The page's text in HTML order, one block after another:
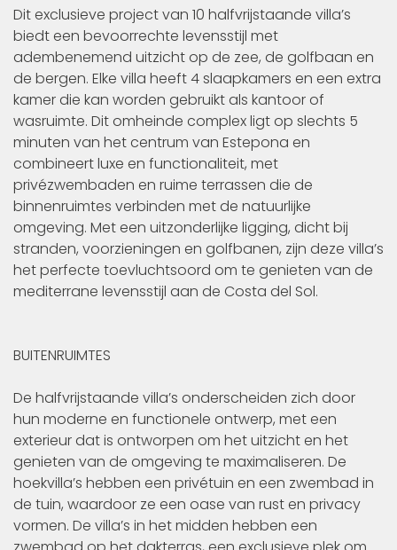
Dit exclusieve project van 10 halfvrijstaande villa’s
biedt een bevoorrechte levensstijl met
adembenemend uitzicht op de zee, de golfbaan en
de bergen. Elke villa heeft 4 slaapkamers en een extra
kamer die kan worden gebruikt als kantoor of
wasruimte. Dit omheinde complex ligt op slechts 5
minuten van het centrum van Estepona en
combineert luxe en functionaliteit, met
privézwembaden en ruime terrassen die de
binnenruimtes verbinden met de natuurlijke
omgeving. Met een uitzonderlijke ligging, dicht bij
stranden, voorzieningen en golfbanen, zijn deze villa’s
het perfecte toevluchtsoord om te genieten van de
mediterrane levensstijl aan de Costa del Sol.
BUITENRUIMTES
De halfvrijstaande villa’s onderscheiden zich door
hun moderne en functionele ontwerp, met een
exterieur dat is ontworpen om het uitzicht en het
genieten van de omgeving te maximaliseren. De
hoekvilla’s hebben een privétuin en een zwembad in
de tuin, waardoor ze een oase van rust en privacy
vormen. De villa’s in het midden hebben een